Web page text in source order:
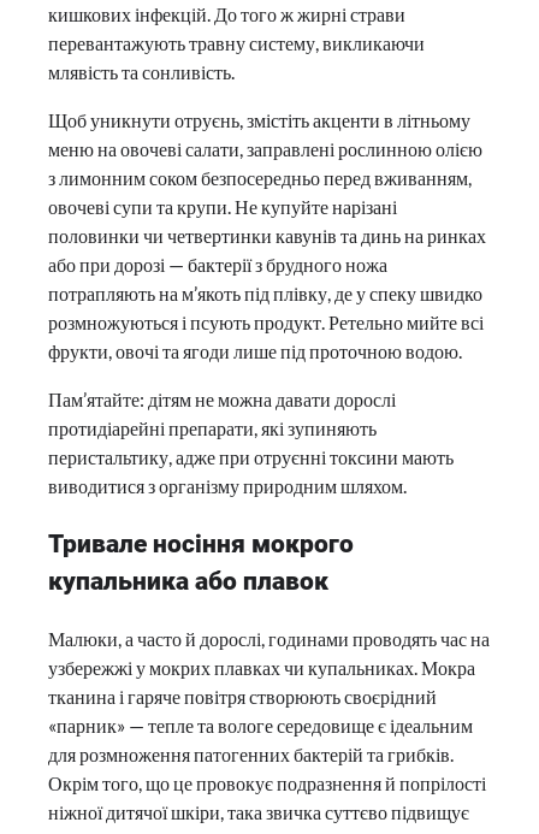
кишкових інфекцій. До того ж жирні страви
перевантажують травну систему, викликаючи
млявість та сонливість.
Щоб уникнути отруєнь, змістіть акценти в літньому
меню на овочеві салати, заправлені рослинною олією
з лимонним соком безпосередньо перед вживанням,
овочеві супи та крупи. Не купуйте нарізані
половинки чи четвертинки кавунів та динь на ринках
або при дорозі — бактерії з брудного ножа
потрапляють на м’якоть під плівку, де у спеку швидко
розмножуються і псують продукт. Ретельно мийте всі
фрукти, овочі та ягоди лише під проточною водою.
Пам’ятайте: дітям не можна давати дорослі
протидіарейні препарати, які зупиняють
перистальтику, адже при отруєнні токсини мають
виводитися з організму природним шляхом.
Тривале носіння мокрого
купальника або плавок
Малюки, а часто й дорослі, годинами проводять час на
узбережжі у мокрих плавках чи купальниках. Мокра
тканина і гаряче повітря створюють своєрідний
«парник» — тепле та вологе середовище є ідеальним
для розмноження патогенних бактерій та грибків.
Окрім того, що це провокує подразнення й попрілості
ніжної дитячої шкіри, така звичка суттєво підвищує